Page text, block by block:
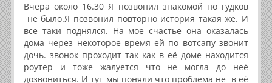
Вчера около 16.30 Я позвонил знакомой но гудков
не было.Я позвонил повторно история такая же. И
все таки поднялся. На моё счастье она оказалась
дома через некоторое время ей по вотсапу звонит
дочь. звонок проходит так как в её доме находится
роутер и тоже жалуется что не могла до неё
дозвониться. И тут мы поняли что проблема не в её